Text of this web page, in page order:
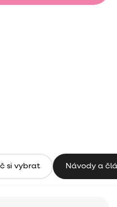
si vybrat Návody a